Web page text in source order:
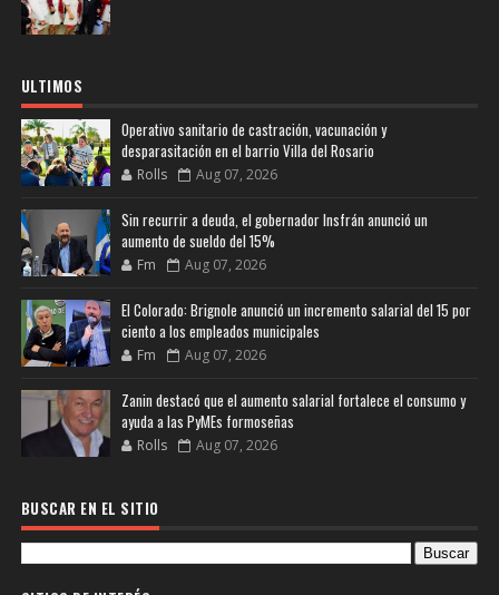
ULTIMOS
Operativo sanitario de castración, vacunación y
desparasitación en el barrio Villa del Rosario
Rolls Aug 07, 2026
Sin recurrir a deuda, el gobernador Insfrán anunció un
aumento de sueldo del 15%
Fm Aug 07, 2026
El Colorado: Brignole anunció un incremento salarial del 15 por
ciento a los empleados municipales
Fm Aug 07, 2026
Zanin destacó que el aumento salarial fortalece el consumo y
ayuda a las PyMEs formoseñas
Rolls Aug 07, 2026
BUSCAR EN EL SITIO